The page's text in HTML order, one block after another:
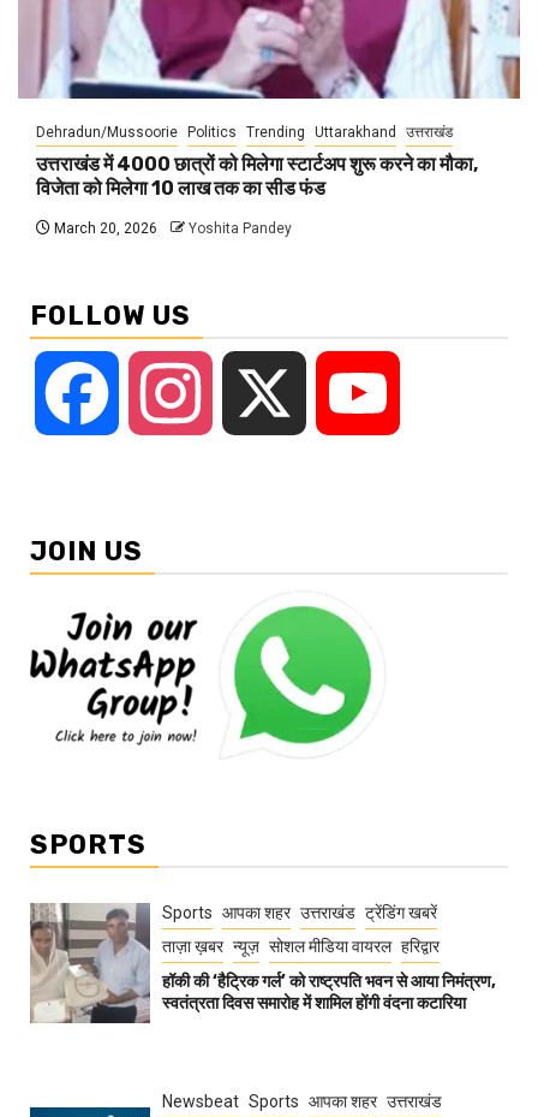
Dehradun/Mussoorie Politics Trending Uttarakhand उत्तराखंड
उत्तराखंड में 4000 छात्रों को मिलेगा स्टार्टअप शुरू करने का मौका,
विजेता को मिलेगा 10 लाख तक का सीड फंड
March 20, 2026 Yoshita Pandey
FOLLOW US
Facebook Instagram
JOIN US
SPORTS
Sports आपका शहर उत्तराखंड ट्रेंडिंग खबरें
ताज़ा ख़बर न्यूज़ सोशल मीडिया वायरल हरिद्वार
हॉकी की ‘हैट्रिक गर्ल’ को राष्ट्रपति भवन से आया निमंत्रण,
स्वतंत्रता दिवस समारोह में शामिल होंगी वंदना कटारिया
Newsbeat Sports आपका शहर उत्तराखंड